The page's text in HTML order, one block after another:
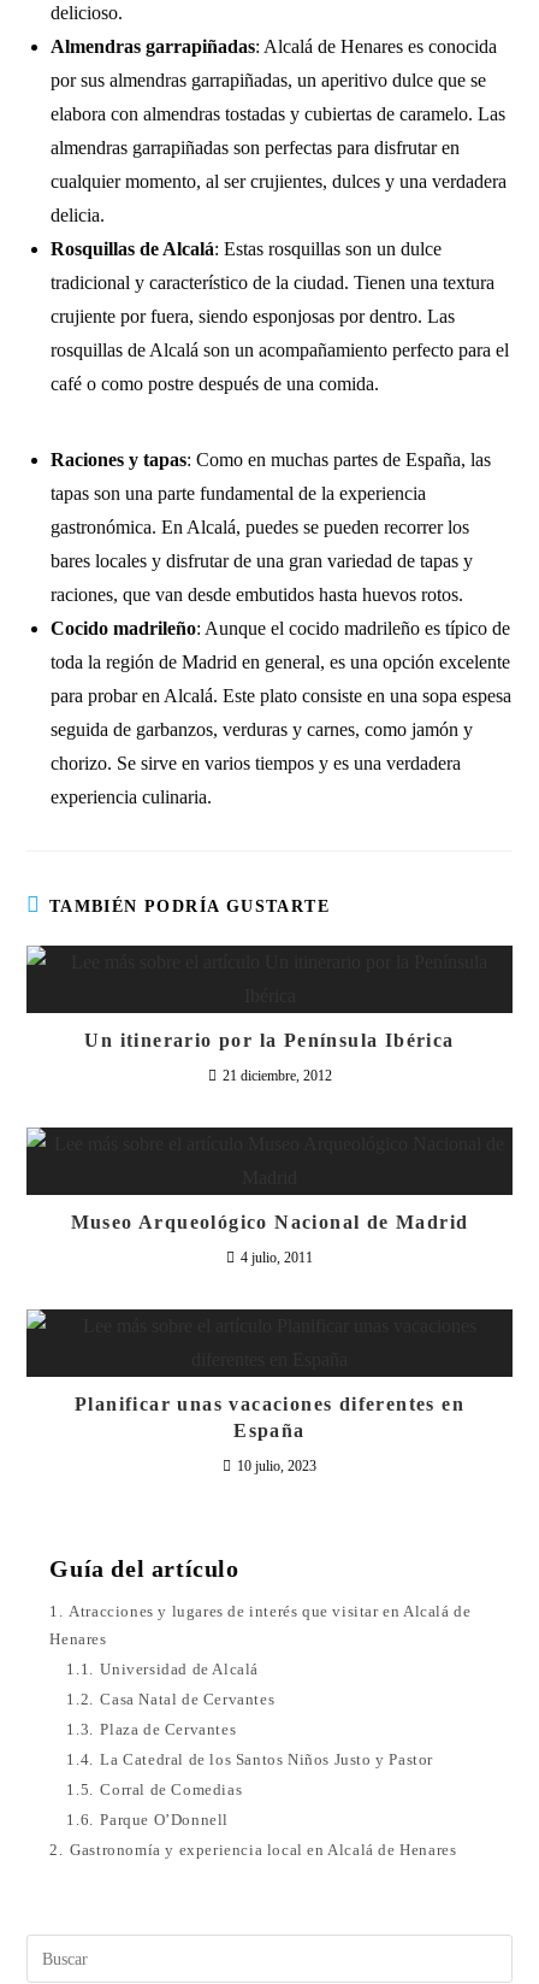
delicioso.
Almendras garrapiñadas: Alcalá de Henares es conocida
por sus almendras garrapiñadas, un aperitivo dulce que se
elabora con almendras tostadas y cubiertas de caramelo. Las
almendras garrapiñadas son perfectas para disfrutar en
cualquier momento, al ser crujientes, dulces y una verdadera
delicia.
Rosquillas de Alcalá: Estas rosquillas son un dulce
tradicional y característico de la ciudad. Tienen una textura
crujiente por fuera, siendo esponjosas por dentro. Las
rosquillas de Alcalá son un acompañamiento perfecto para el
café o como postre después de una comida.
Raciones y tapas: Como en muchas partes de España, las
tapas son una parte fundamental de la experiencia
gastronómica. En Alcalá, puedes se pueden recorrer los
bares locales y disfrutar de una gran variedad de tapas y
raciones, que van desde embutidos hasta huevos rotos.
Cocido madrileño: Aunque el cocido madrileño es típico de
toda la región de Madrid en general, es una opción excelente
para probar en Alcalá. Este plato consiste en una sopa espesa
seguida de garbanzos, verduras y carnes, como jamón y
chorizo. Se sirve en varios tiempos y es una verdadera
experiencia culinaria.
TAMBIÉN PODRÍA GUSTARTE
Un itinerario por la Península Ibérica
21 diciembre, 2012
Museo Arqueológico Nacional de Madrid
4 julio, 2011
Planificar unas vacaciones diferentes en
España
10 julio, 2023
Guía del artículo
1. Atracciones y lugares de interés que visitar en Alcalá de
Henares
1.1. Universidad de Alcalá
1.2. Casa Natal de Cervantes
1.3. Plaza de Cervantes
1.4. La Catedral de los Santos Niños Justo y Pastor
1.5. Corral de Comedias
1.6. Parque O’Donnell
2. Gastronomía y experiencia local en Alcalá de Henares